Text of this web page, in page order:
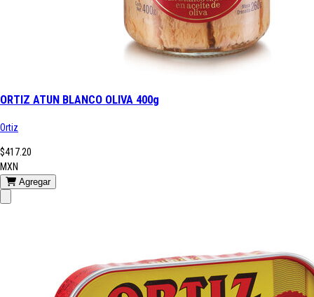
ORTIZ ATUN BLANCO OLIVA 400g
Ortiz
$417.20
MXN
Agregar